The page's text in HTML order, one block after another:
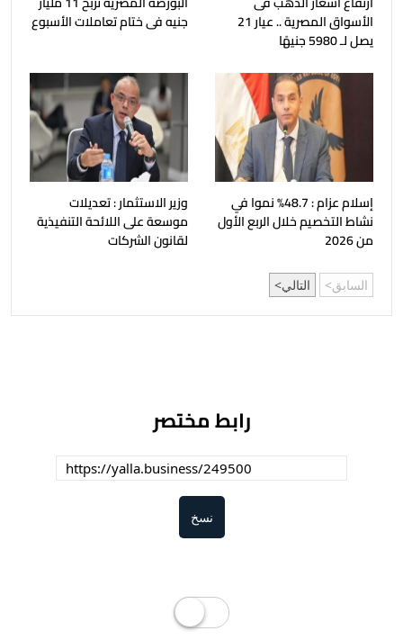
الأسواق المصرية .. عيار 21
يصل لـ 5980 جنيهًا
جنيه فى ختام تعاملات الأسبوع
إسلام عزام : 48.7% نموا في
نشاط التخصيم خلال الربع الأول
من 2026
وزير الاستثمار : تعديلات
موسعة على اللائحة التنفيذية
لقانون الشركات
السابق التالي
رابط مختصر
نسخ